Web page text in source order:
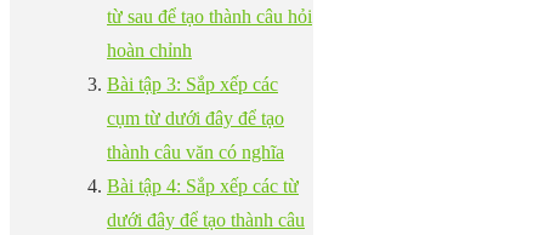
từ sau để tạo thành câu hỏi
hoàn chỉnh
Bài tập 3: Sắp xếp các
cụm từ dưới đây để tạo
thành câu văn có nghĩa
Bài tập 4: Sắp xếp các từ
dưới đây để tạo thành câu